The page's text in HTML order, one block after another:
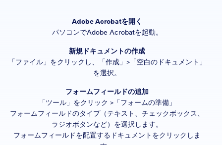
Adobe Acrobatを開く
パソコンでAdobe Acrobatを起動。
新規ドキュメントの作成
「ファイル」をクリックし、「作成」>「空白のドキュメント」
を選択。
フォームフィールドの追加
「ツール」をクリック >「フォームの準備」
フォームフィールドのタイプ（テキスト、チェックボックス、
ラジオボタンなど）を選択します。
フォームフィールドを配置するドキュメントをクリックしま